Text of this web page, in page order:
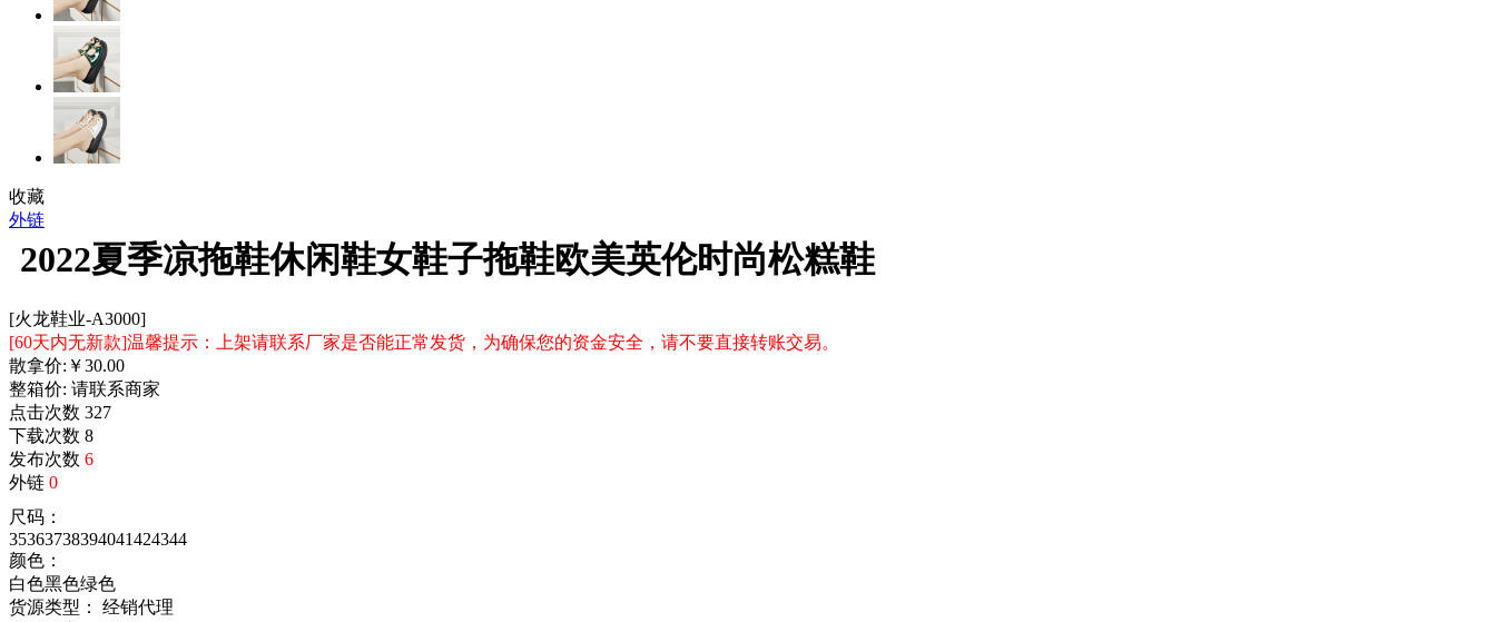
收藏
外链
2022夏季凉拖鞋休闲鞋女鞋子拖鞋欧美英伦时尚松糕鞋
[火龙鞋业-A3000]
[60天内无新款]温馨提示：上架请联系厂家是否能正常发货，为确保您的资金安全，请不要直接转账交易。
散拿价: ￥30.00
整箱价: 请联系商家
点击次数 327
下载次数 8
发布次数 6
外链 0
尺码：
35363738394041424344
颜色：
白色黑色绿色
货源类型： 经销代理